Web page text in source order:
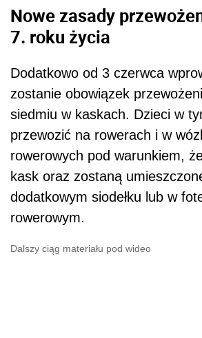
Nowe zasady
7. roku życia
Dodatkowo od 3 czerwca
zostanie obowiązek
siedmiu w kaskach. Dzieci w
przewozić na rowerach i w
rowerowych pod warunkiem,
kask oraz zostaną
dodatkowym siodełku lub w
rowerowym.
Dalszy ciąg materiału pod wideo